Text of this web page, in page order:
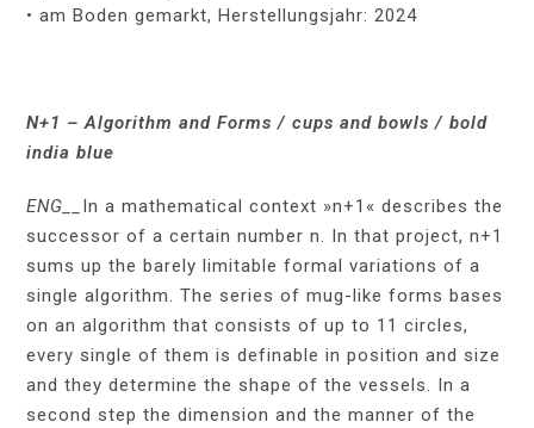
• am Boden gemarkt, Herstellungsjahr: 2024
N+1 –Algorithm and Forms / cups and bowls / bold
india blue
ENG__ In a mathematical context »n+1« describes the
successor of a certain number n. In that project, n+1
sums up the barely limitable formal variations of a
single algorithm. The series of mug-like forms bases
on an algorithm that consists of up to 11 circles,
every single of them is definable in position and size
and they determine the shape of the vessels. In a
second step the dimension and the manner of the